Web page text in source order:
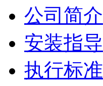
公司简介
安装指导
执行标准